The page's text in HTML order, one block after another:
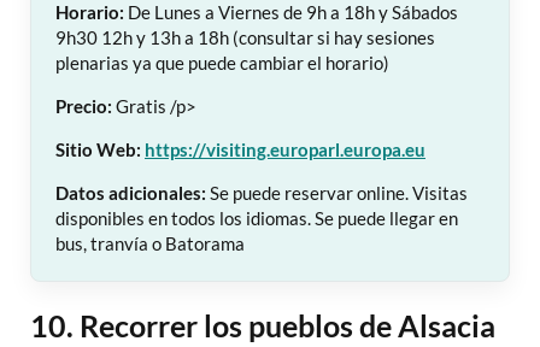
Horario: De Lunes a Viernes de 9h a 18h y Sábados
9h30 12h y 13h a 18h (consultar si hay sesiones
plenarias ya que puede cambiar el horario)
Precio: Gratis /p>
Sitio Web: https://visiting.europarl.europa.eu
Datos adicionales: Se puede reservar online. Visitas
disponibles en todos los idiomas. Se puede llegar en
bus, tranvía o Batorama
10. Recorrer los pueblos de Alsacia